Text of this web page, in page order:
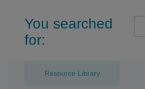
You searched
for:
Resource Library